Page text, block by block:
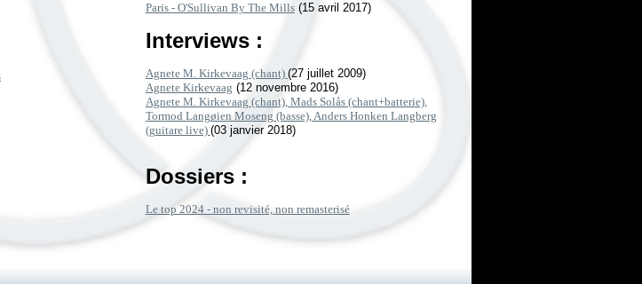
Paris - O'Sullivan By The Mills(15 avril 2017)
Interviews :
Agnete M. Kirkevaag (chant) (27 juillet 2009)
Agnete Kirkevaag (12 novembre 2016)
Agnete M. Kirkevaag (chant), Mads Solås (chant+batterie),
Tormod Langøien Moseng (basse), Anders Honken Langberg
(guitare live) (03 janvier 2018)
Dossiers :
Le top 2024 - non revisité, non remasterisé